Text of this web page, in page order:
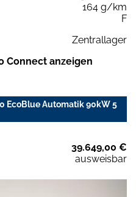
164 g/km
F
Zentrallager
Connect anzeigen
EcoBlue Automatik 90kW 5
39.649,00 €
ausweisbar